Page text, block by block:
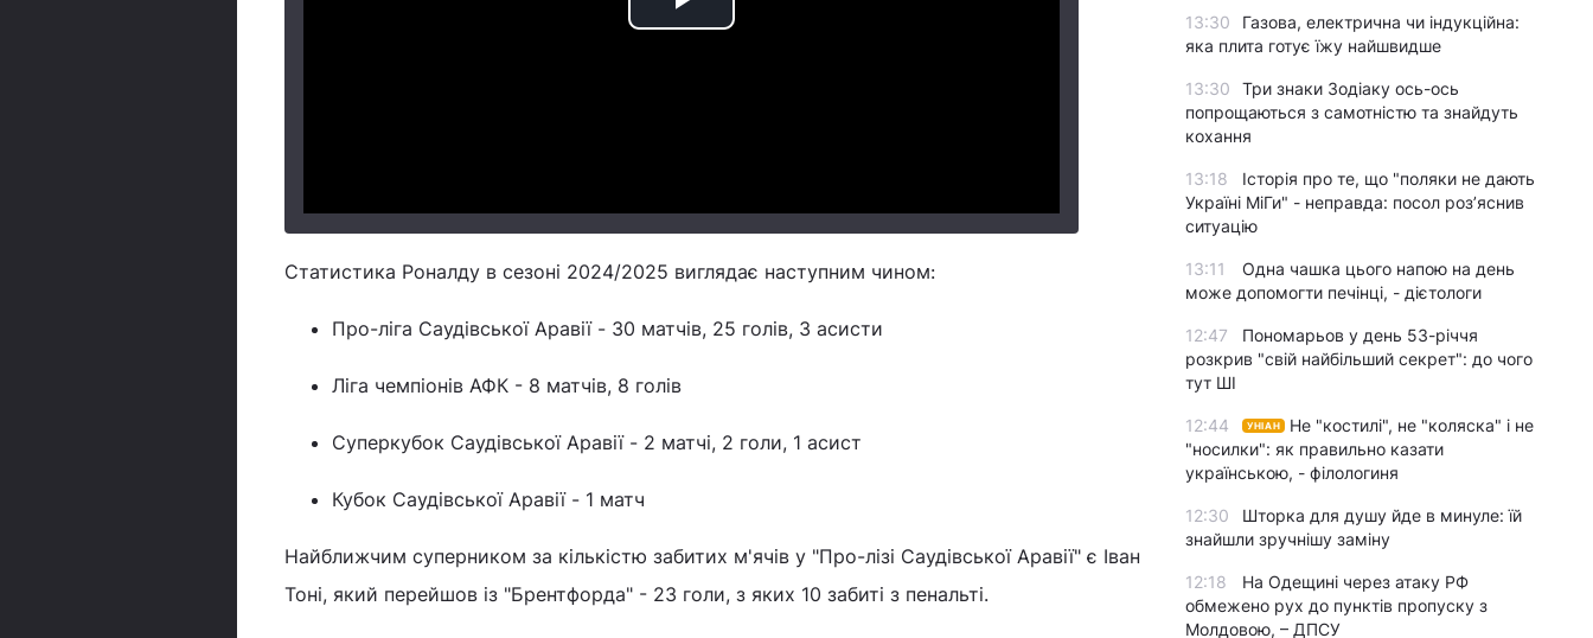
Play
Статистика Роналду в сезоні 2024/2025 виглядає наступним чином:
Про-ліга Саудівської Аравії - 30 матчів, 25 голів, 3 асисти
Ліга чемпіонів АФК - 8 матчів, 8 голів
Суперкубок Саудівської Аравії - 2 матчі, 2 голи, 1 асист
Кубок Саудівської Аравії - 1 матч
Найближчим суперником за кількістю забитих м'ячів у "Про-лізі Саудівської Аравії" є Іван
Тоні, який перейшов із "Брентфорда" - 23 голи, з яких 10 забиті з пенальті.
13:30
Газова, електрична чи індукційна:
яка плита готує їжу найшвидше
13:30
Три знаки Зодіаку ось-ось
попрощаються з самотністю та знайдуть
кохання
13:18
Історія про те, що "поляки не дають
Україні МіГи" - неправда: посол роз’яснив
ситуацію
13:11
Одна чашка цього напою на день
може допомогти печінці, - дієтологи
12:47
Пономарьов у день 53-річчя
розкрив "свій найбільший секрет": до чого
тут ШІ
12:44 УНІАН
Не "костилі", не "коляска" і не
"носилки": як правильно казати
українською, - філологиня
12:30
Шторка для душу йде в минуле: їй
знайшли зручнішу заміну
12:18
На Одещині через атаку РФ
обмежено рух до пунктів пропуску з
Молдовою, – ДПСУ